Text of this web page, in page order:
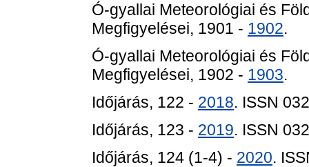
Ó-gyallai Meteorológiai és
Megfigyelései, 1901 - 1902.
Ó-gyallai Meteorológiai és
Megfigyelései, 1902 - 1903.
Időjárás, 122 - 2018. ISSN
Időjárás, 123 - 2019. ISSN
Időjárás, 124 (1-4) - 2020.